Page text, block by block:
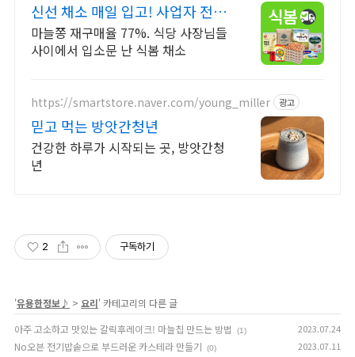
신선 채소 매일 입고! 사업자 전용
특가
마늘쫑 재구매율 77%. 식당 사장님들
사이에서 입소문 난 식봄 채소
https://smartstore.naver.com/young_miller 광고
믿고 먹는 방앗간청년
건강한 하루가 시작되는 곳, 방앗간청
년
2 구독하기
'유용한정보♪ > 요리' 카테고리의 다른 글
아주 고소하고 맛있는 갈릭후레이크! 마늘칩 만드는 방법
(1) 2023.07.24
No오븐 전기밥솥으로 부드러운 카스테라 만들기 (0) 2023.07.11